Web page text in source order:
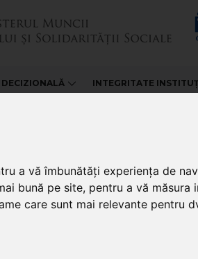
a vă îmbunătăți experiența de
bună pe site, pentru a vă măsura
care sunt mai relevante pentru
DECIZIONALĂ INTEGRITATE